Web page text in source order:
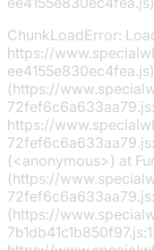
ChunkLoadError:
https://
(https://
https://
(<anonymous>) at
(https://
(https://